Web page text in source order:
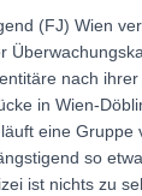
(FJ) Wien
nach
in Wien-
eine
so
ist nichts zu